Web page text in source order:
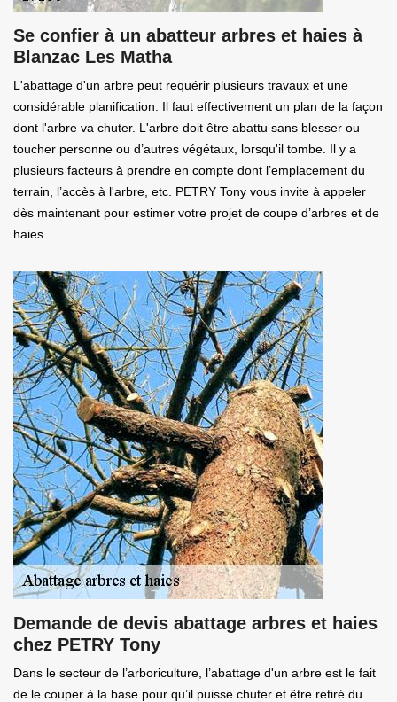
Se confier à un abatteur arbres et haies à
Blanzac Les Matha
L'abattage d'un arbre peut requérir plusieurs travaux et une
considérable planification. Il faut effectivement un plan de la façon
dont l'arbre va chuter. L'arbre doit être abattu sans blesser ou
toucher personne ou d’autres végétaux, lorsqu'il tombe. Il y a
plusieurs facteurs à prendre en compte dont l’emplacement du
terrain, l’accès à l'arbre, etc. PETRY Tony vous invite à appeler
dès maintenant pour estimer votre projet de coupe d’arbres et de
haies.
Demande de devis abattage arbres et haies
chez PETRY Tony
Dans le secteur de l’arboriculture, l’abattage d'un arbre est le fait
de le couper à la base pour qu’il puisse chuter et être retiré du